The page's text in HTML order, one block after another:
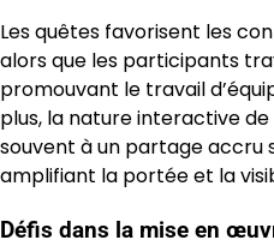
Les quêtes favorisent les
alors que les participants
promouvant le travail
plus, la nature interactive
souvent à un partage accru
amplifiant la portée et la
Défis dans la mise en